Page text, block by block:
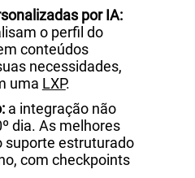
por IA:
o perfil do
conteúdos
necessidades,
uma LXP.
a integração não
dia. As melhores
suporte estruturado
com checkpoints